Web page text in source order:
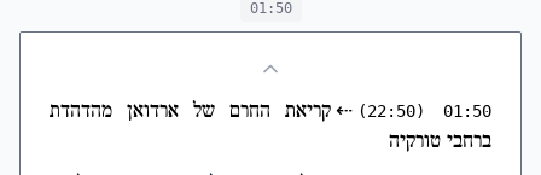
01:50
01:50
(22:50)
⇠קריאת החרם של ארדואן מהדהדת
ברחבי טורקיה